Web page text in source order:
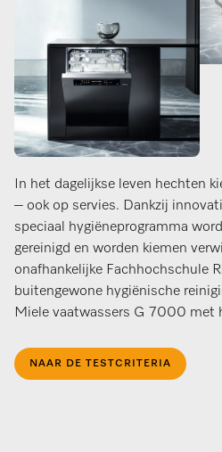
In het dagelijkse leven hechten
– ook op servies. Dankzij
speciaal hygiëneprogramma
gereinigd en worden kiemen
onafhankelijke Fachhochschule
buitengewone hygiënische
Miele vaatwassers G 7000 met
NAAR DE TESTCRITERIA